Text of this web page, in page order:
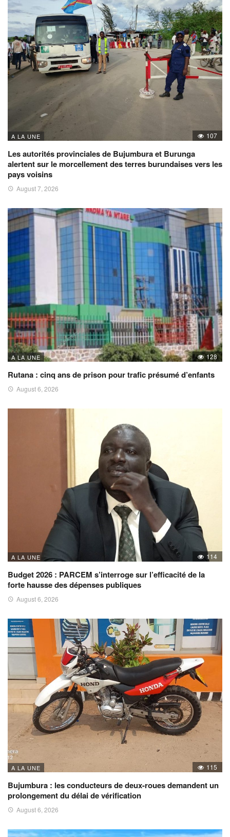
A LA UNE 107
Les autorités provinciales de Bujumbura et Burunga
alertent sur le morcellement des terres burundaises vers les
pays voisins
August 7, 2026
A LA UNE 128
Rutana : cinq ans de prison pour trafic présumé d’enfants
August 6, 2026
A LA UNE 114
Budget 2026 : PARCEM s’interroge sur l’efficacité de la
forte hausse des dépenses publiques
August 6, 2026
A LA UNE 115
Bujumbura : les conducteurs de deux-roues demandent un
prolongement du délai de vérification
August 6, 2026